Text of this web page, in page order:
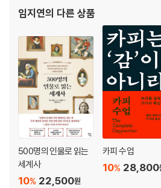
오늘날에는 특히 감성 능력이 업무 성과를
정이 어떤 역할을 하는지 이해해야 한다 | 감
는 상관이 있는가 | 과도한 업무 몰입과 번
| 진짜 훌륭한 리더를 만드는 것은 감성 지
이 낮고 좋은 상사는 감성 지능이 높다 | 만
다면 돌아보지 말고 회사를 떠나라 | 최고
회사에 끌린다
맺음말 | 감정 혁명을 이루자
감사의 말
참고 문헌
임지연의 다른 상품
500명의 인물로 읽는
세계사
22,500원
10%
카피 수업
28,800
10%